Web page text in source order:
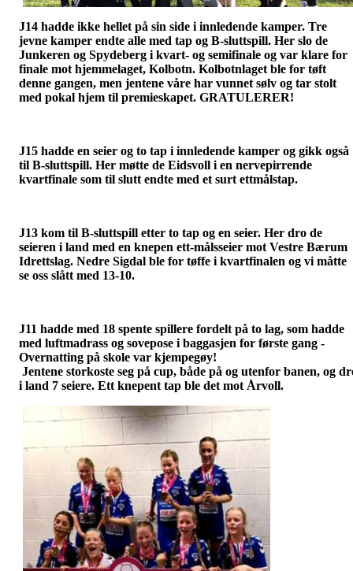
J14 hadde ikke hellet på sin side i innledende kamper. Tre
jevne kamper endte alle med tap og B-sluttspill. Her slo de
Junkeren og Spydeberg i kvart- og semifinale og var klare for
finale mot hjemmelaget, Kolbotn. Kolbotnlaget ble for tøft
denne gangen, men jentene våre har vunnet sølv og tar stolt
med pokal hjem til premieskapet. GRATULERER!
J15 hadde en seier og to tap i innledende kamper og gikk også
til B-sluttspill. Her møtte de Eidsvoll i en nervepirrende
kvartfinale som til slutt endte med et surt ettmålstap.
J13 kom til B-sluttspill etter to tap og en seier. Her dro de
seieren i land med en knepen ett-målsseier mot Vestre Bærum
Idrettslag. Nedre Sigdal ble for tøffe i kvartfinalen og vi måtte
se oss slått med 13-10.
J11 hadde med 18 spente spillere fordelt på to lag, som hadde
med luftmadrass og sovepose i baggasjen for første gang -
Overnatting på skole var kjempegøy!
Jentene storkoste seg på cup, både på og utenfor banen, og
i land 7 seiere. Ett knepent tap ble det mot Årvoll.